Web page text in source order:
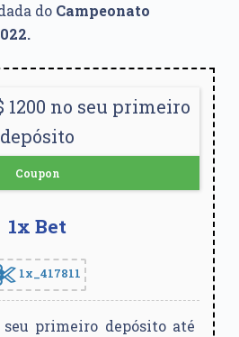
do Campeonato
1200 no seu primeiro
depósito
Coupon
1x Bet
1x_417811
seu primeiro depósito até